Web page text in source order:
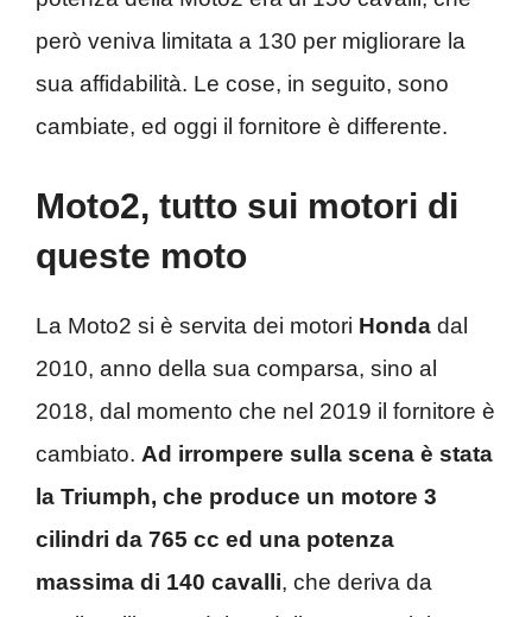
però veniva limitata a 130 per migliorare la
sua affidabilità. Le cose, in seguito, sono
cambiate, ed oggi il fornitore è differente.
Moto2, tutto sui motori di
queste moto
La Moto2 si è servita dei motori Honda dal
2010, anno della sua comparsa, sino al
2018, dal momento che nel 2019 il fornitore è
cambiato. Ad irrompere sulla scena è stata
la Triumph, che produce un motore 3
cilindri da 765 cc ed una potenza
massima di 140 cavalli, che deriva da